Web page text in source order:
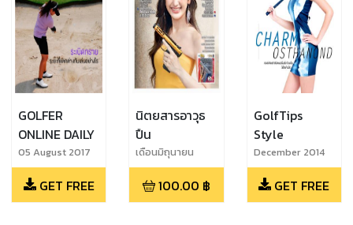
GOLFER
ONLINE DAILY
05 August 2017
GET FREE
นิตยสารอาวุธ
ปืน
เดือนมิถุนายน
2567 ฉบับ 596
100.00 ฿
GolfTips
Style
December 2014
GET FREE